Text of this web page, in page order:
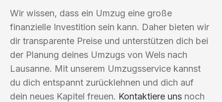
Wir wissen, dass ein Umzug eine große
finanzielle Investition sein kann. Daher bieten wir
dir transparente Preise und unterstützen dich bei
der Planung deines Umzugs von Wels nach
Lausanne. Mit unserem Umzugsservice kannst
du dich entspannt zurücklehnen und dich auf
dein neues Kapitel freuen. Kontaktiere uns noch